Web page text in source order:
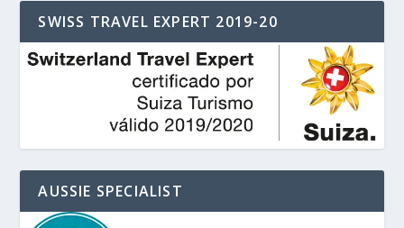
SWISS TRAVEL EXPERT 2019-20
AUSSIE SPECIALIST